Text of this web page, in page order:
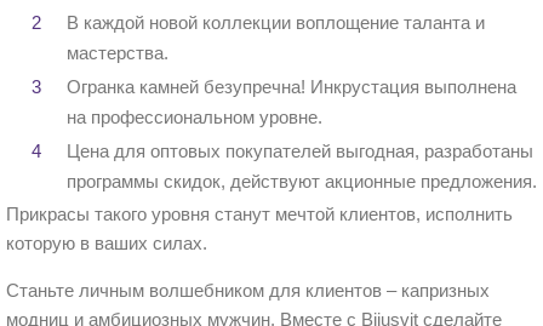
В каждой новой коллекции воплощение таланта и
мастерства.
Огранка камней безупречна! Инкрустация выполнена
на профессиональном уровне.
Цена для оптовых покупателей выгодная, разработаны
программы скидок, действуют акционные предложения.
Прикрасы такого уровня станут мечтой клиентов, исполнить
которую в ваших силах.
Станьте личным волшебником для клиентов – капризных
модниц и амбициозных мужчин. Вместе с Bijusvit сделайте